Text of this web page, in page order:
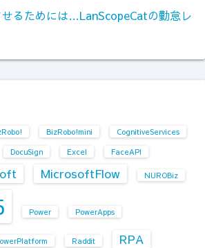
るためには…LanScopeCatの勤怠レ
BizRobo!mini
CognitiveServices
DocuSign Excel FaceAPI
MicrosoftFlow NUROBiz
Power PowerApps
Raddit RPA